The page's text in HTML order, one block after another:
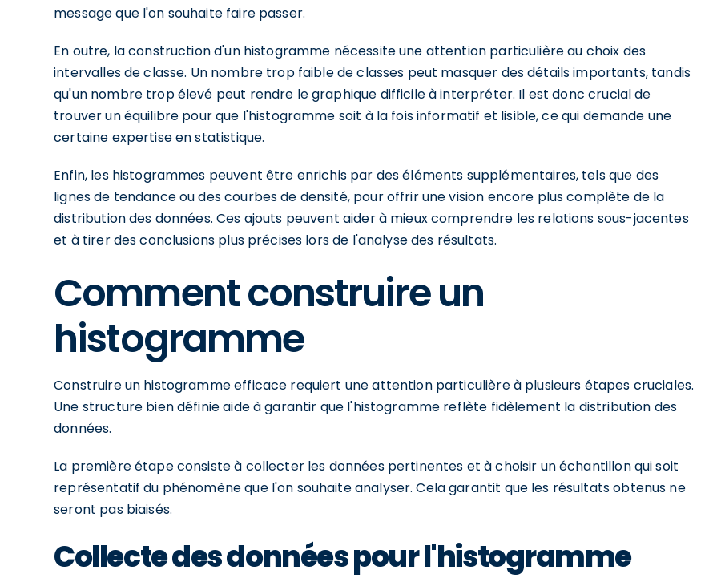
message que l'on souhaite faire passer.
En outre, la construction d'un histogramme nécessite une attention particulière au choix des
intervalles de classe. Un nombre trop faible de classes peut masquer des détails importants, tandis
qu'un nombre trop élevé peut rendre le graphique difficile à interpréter. Il est donc crucial de
trouver un équilibre pour que l'histogramme soit à la fois informatif et lisible, ce qui demande une
certaine expertise en statistique.
Enfin, les histogrammes peuvent être enrichis par des éléments supplémentaires, tels que des
lignes de tendance ou des courbes de densité, pour offrir une vision encore plus complète de la
distribution des données. Ces ajouts peuvent aider à mieux comprendre les relations sous-jacentes
et à tirer des conclusions plus précises lors de l'analyse des résultats.
Comment construire un
histogramme
Construire un histogramme efficace requiert une attention particulière à plusieurs étapes cruciales.
Une structure bien définie aide à garantir que l'histogramme reflète fidèlement la distribution des
données.
La première étape consiste à collecter les données pertinentes et à choisir un échantillon qui soit
représentatif du phénomène que l'on souhaite analyser. Cela garantit que les résultats obtenus ne
seront pas biaisés.
Collecte des données pour l'histogramme